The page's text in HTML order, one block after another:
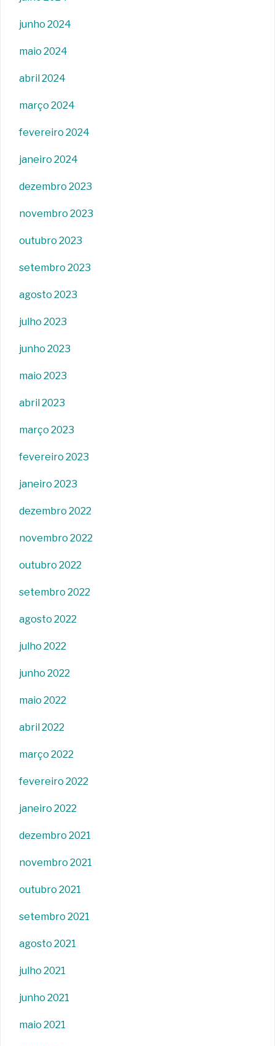
junho 2024
maio 2024
abril 2024
março 2024
fevereiro 2024
janeiro 2024
dezembro 2023
novembro 2023
outubro 2023
setembro 2023
agosto 2023
julho 2023
junho 2023
maio 2023
abril 2023
março 2023
fevereiro 2023
janeiro 2023
dezembro 2022
novembro 2022
outubro 2022
setembro 2022
agosto 2022
julho 2022
junho 2022
maio 2022
abril 2022
março 2022
fevereiro 2022
janeiro 2022
dezembro 2021
novembro 2021
outubro 2021
setembro 2021
agosto 2021
julho 2021
junho 2021
maio 2021